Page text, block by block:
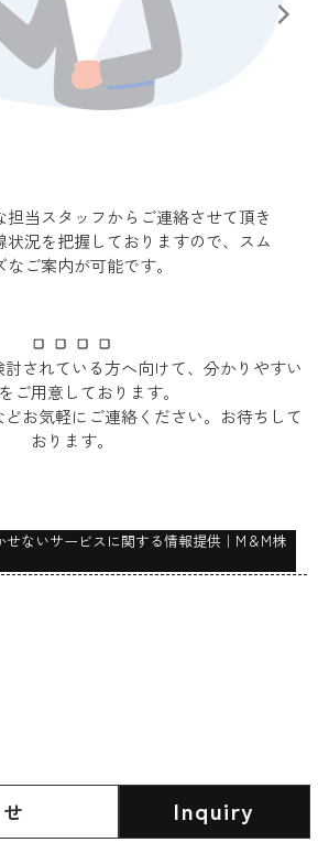
当スタッフからご連絡させて頂き
状況を把握しておりますので、スム
なご案内が可能です。
されている方へ向けて、分かりやすい​
ご用意しております。
お気軽にご連絡ください。お待ちして
おります。
ないサービスに関する情報提供｜M＆M株
Inquiry